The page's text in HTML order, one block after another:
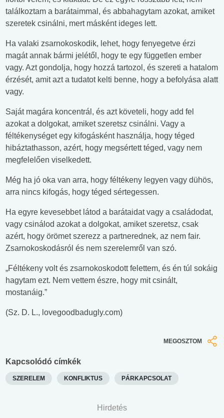
találkoztam a barátaimmal, és abbahagytam azokat, amiket
szeretek csinálni, mert másként ideges lett.
Ha valaki zsarnokoskodik, lehet, hogy fenyegetve érzi
magát annak bármi jelétől, hogy te egy független ember
vagy. Azt gondolja, hogy hozzá tartozol, és szereti a hatalom
érzését, amit azt a tudatot kelti benne, hogy a befolyása alatt
vagy.
Saját magára koncentrál, és azt követeli, hogy add fel
azokat a dolgokat, amiket szeretsz csinálni. Vagy a
féltékenységet egy kifogásként használja, hogy téged
hibáztathasson, azért, hogy megsértett téged, vagy nem
megfelelően viselkedett.
Még ha jó oka van arra, hogy féltékeny legyen vagy dühös,
arra nincs kifogás, hogy téged sértegessen.
Ha egyre kevesebbet látod a barátaidat vagy a családodat,
vagy csinálod azokat a dolgokat, amiket szeretsz, csak
azért, hogy örömet szerezz a partnerednek, az nem fair.
Zsarnokoskodásról és nem szerelemről van szó.
„Féltékeny volt és zsarnokoskodott felettem, és én túl sokáig
hagytam ezt. Nem vettem észre, hogy mit csinált,
mostanáig.”
(Sz. D. L., lovegoodbadugly.com)
MEGOSZTOM
Kapcsolódó címkék
SZERELEM KONFLIKTUS PÁRKAPCSOLAT
Hirdetés